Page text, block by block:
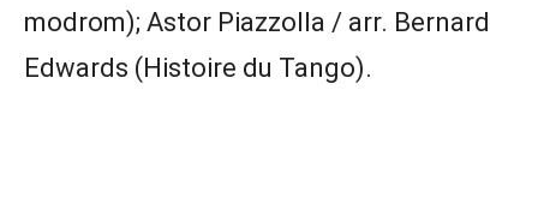
modrom); Astor Piazzolla / arr. Bernard
Edwards (Histoire du Tango).